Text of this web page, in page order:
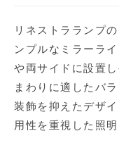
リネストラランプ
ンプルなミラーラ
や両サイドに設置
まわりに適したバ
装飾を抑えたデザ
用性を重視した照